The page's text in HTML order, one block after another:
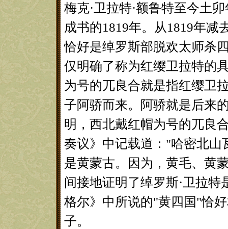
梅克·卫拉特·额鲁特至今土
成书的1819年。从1819年减
恰好是绰罗斯部脱欢太师杀
仅明确了称为红缨卫拉特的
为号的兀良合就是指红缨卫
子阿骄而来。阿骄就是后来
明，西北戴红帽为号的兀良
奏议》中记载道："哈密北
是黄蒙古。因为，黄毛、黄
间接地证明了绰罗斯·卫拉
格尔》中所说的"黄四国"恰
子。